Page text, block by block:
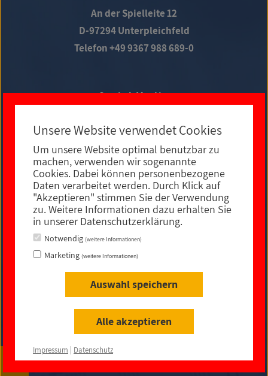
An der Spielleite 12
D-97294 Unterpleichfeld
Telefon +49 9367 988 689-0
Social Media
E-MAIL KONTAKT
© 2021
Unsere Website verwendet Cookies
Um unsere Website optimal benutzbar zu
machen, verwenden wir sogenannte
Cookies. Dabei können personenbezogene
Daten verarbeitet werden. Durch Klick auf
"Akzeptieren" stimmen Sie der Verwendung
zu. Weitere Informationen dazu erhalten Sie
in unserer Datenschutzerklärung.
Notwendig (weitere Informationen)
Marketing (weitere Informationen)
Auswahl speichern
Alle akzeptieren
Impressum Datenschutz